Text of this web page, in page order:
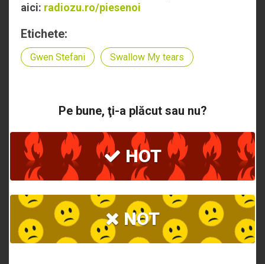
aici: radiozu.ro/piesenoi
Etichete:
Gwen Stefani Swallow My tears
Pe bune, ţi-a plăcut sau nu?
HOT
NOT